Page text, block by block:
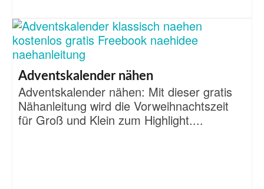
Adventskalender nähen
Adventskalender nähen: Mit dieser gratis
Nähanleitung wird die Vorweihnachtszeit
für Groß und Klein zum Highlight....